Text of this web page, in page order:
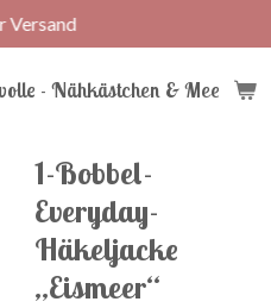
- Nähkästchen & Meer
Versand
1-Bobbel-
Everyday-
Häkeljacke
„Eismeer“